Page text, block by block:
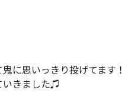
に思いっきり投げてます！
いきました♫